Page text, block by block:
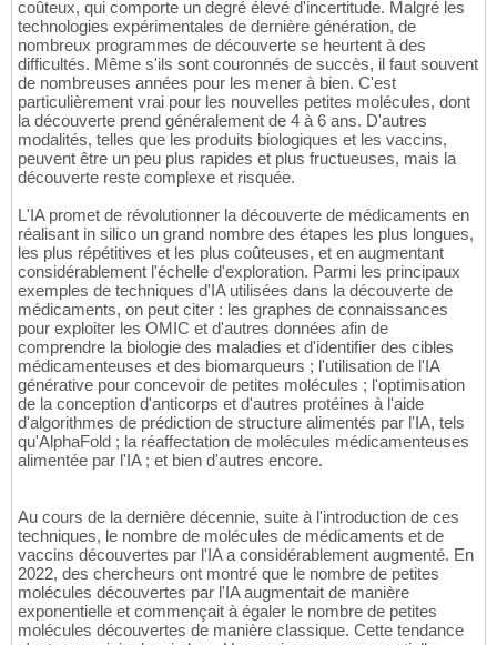
coûteux, qui comporte un degré élevé d'incertitude. Malgré les
technologies expérimentales de dernière génération, de
nombreux programmes de découverte se heurtent à des
difficultés. Même s'ils sont couronnés de succès, il faut souvent
de nombreuses années pour les mener à bien. C'est
particulièrement vrai pour les nouvelles petites molécules, dont
la découverte prend généralement de 4 à 6 ans. D'autres
modalités, telles que les produits biologiques et les vaccins,
peuvent être un peu plus rapides et plus fructueuses, mais la
découverte reste complexe et risquée.
L'IA promet de révolutionner la découverte de médicaments en
réalisant in silico un grand nombre des étapes les plus longues,
les plus répétitives et les plus coûteuses, et en augmentant
considérablement l'échelle d'exploration. Parmi les principaux
exemples de techniques d'IA utilisées dans la découverte de
médicaments, on peut citer : les graphes de connaissances
pour exploiter les OMIC et d'autres données afin de
comprendre la biologie des maladies et d'identifier des cibles
médicamenteuses et des biomarqueurs ; l'utilisation de l'IA
générative pour concevoir de petites molécules ; l'optimisation
de la conception d'anticorps et d'autres protéines à l'aide
d'algorithmes de prédiction de structure alimentés par l'IA, tels
qu'AlphaFold ; la réaffectation de molécules médicamenteuses
alimentée par l'IA ; et bien d'autres encore.
Au cours de la dernière décennie, suite à l'introduction de ces
techniques, le nombre de molécules de médicaments et de
vaccins découvertes par l'IA a considérablement augmenté. En
2022, des chercheurs ont montré que le nombre de petites
molécules découvertes par l'IA augmentait de manière
exponentielle et commençait à égaler le nombre de petites
molécules découvertes de manière classique. Cette tendance